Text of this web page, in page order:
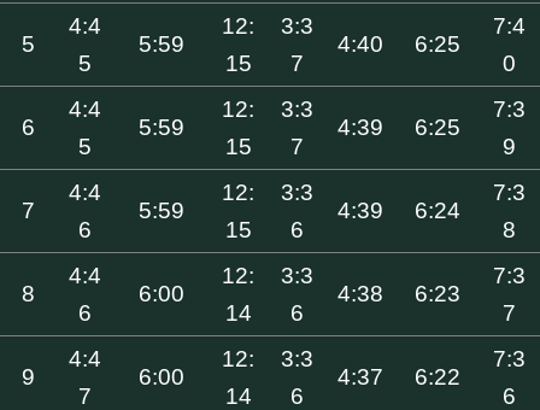
5
4:4
5
5:59
12:
15
3:3
7
4:40 6:25
7:4
0
6
4:4
5
5:59
12:
15
3:3
7
4:39 6:25
7:3
9
7
4:4
6
5:59
12:
15
3:3
6
4:39 6:24
7:3
8
8
4:4
6
6:00
12:
14
3:3
6
4:38 6:23
7:3
7
9
4:4
7
6:00
12:
14
3:3
6
4:37 6:22
7:3
6